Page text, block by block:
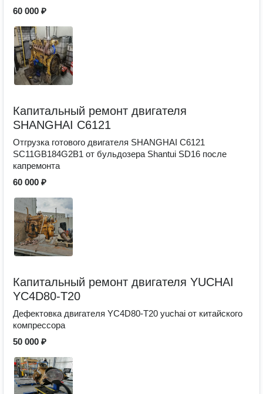
60 000 ₽
Капитальный ремонт двигателя
SHANGHAI C6121
Отгрузка готового двигателя SHANGHAI C6121
SC11GB184G2B1 от бульдозера Shantui SD16 после
капремонта
60 000 ₽
Капитальный ремонт двигателя YUCHAI
YC4D80-T20
Дефектовка двигателя YC4D80-T20 yuchai от китайского
компрессора
50 000 ₽